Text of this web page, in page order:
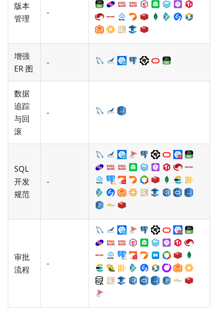
版本
管理
-
增强
ER 图
-
数据
追踪
与回
滚
-
SQL
开发
规范
-
审批
流程
-